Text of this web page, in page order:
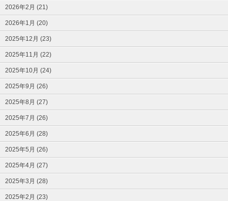
2026年2月 (21)
2026年1月 (20)
2025年12月 (23)
2025年11月 (22)
2025年10月 (24)
2025年9月 (26)
2025年8月 (27)
2025年7月 (26)
2025年6月 (28)
2025年5月 (26)
2025年4月 (27)
2025年3月 (28)
2025年2月 (23)